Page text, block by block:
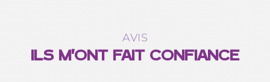
AVIS
ILS M'ONT FAIT CONFIANCE